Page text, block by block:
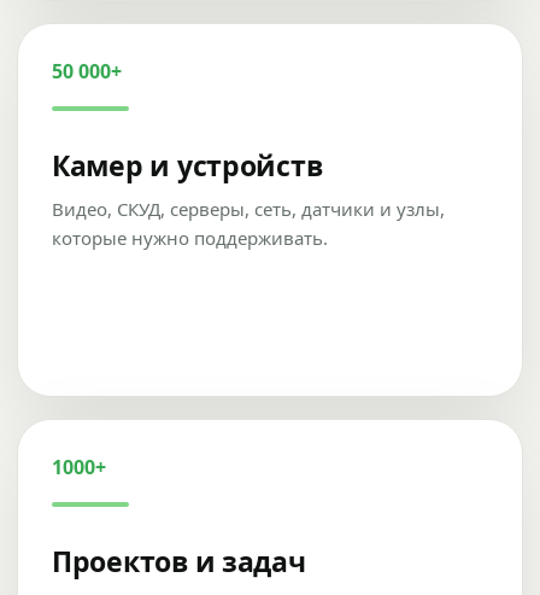
50 000+
Камер и устройств
Видео, СКУД, серверы, сеть, датчики и узлы,
которые нужно поддерживать.
1000+
Проектов и задач